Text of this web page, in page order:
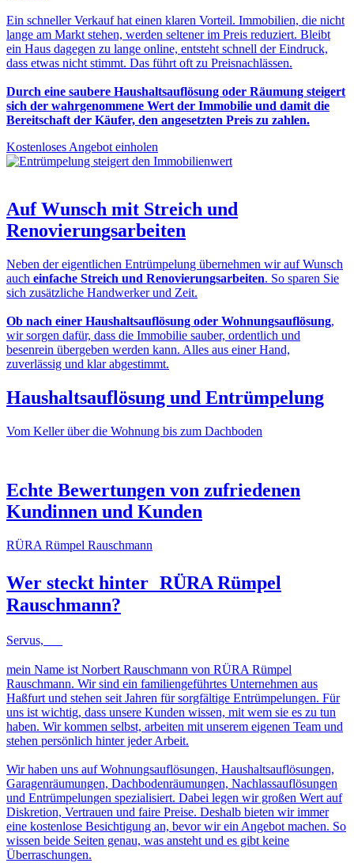
Ein schneller Verkauf hat einen klaren Vorteil. Immobilien, die nicht
lange am Markt stehen, werden seltener im Preis reduziert. Bleibt
ein Haus dagegen zu lange online, entsteht schnell der Eindruck,
dass etwas nicht stimmt. Das führt oft zu Preisnachlässen.
Durch eine saubere Haushaltsauflösung oder Räumung steigert
sich der wahrgenommene Wert der Immobilie und damit die
Bereitschaft der Käufer, den angesetzten Preis zu zahlen.
Kostenloses Angebot einholen
Auf Wunsch mit Streich und
Renovierungsarbeiten
Neben der eigentlichen Entrümpelung übernehmen wir auf Wunsch
auch einfache Streich und Renovierungsarbeiten. So sparen Sie
sich zusätzliche Handwerker und Zeit.
Ob nach einer Haushaltsauflösung oder Wohnungsauflösung,
wir sorgen dafür, dass die Immobilie sauber, ordentlich und
besenrein übergeben werden kann. Alles aus einer Hand,
zuverlässig und klar abgestimmt.
Haushaltsauflösung und Entrümpelung
Vom Keller über die Wohnung bis zum Dachboden
NACHHER
Echte Bewertungen von zufriedenen
Kundinnen und Kunden
RÜRA Rümpel Rauschmann
Wer steckt hinter RÜRA Rümpel
Rauschmann?
Servus,
mein Name ist Norbert Rauschmann von RÜRA Rümpel
Rauschmann. Wir sind ein familiengeführtes Unternehmen aus
Haßfurt und stehen seit Jahren für sorgfältige Entrümpelungen. Für
uns ist wichtig, dass unsere Kunden wissen, mit wem sie es zu tun
haben. Wir kommen selbst, arbeiten mit unserem eigenen Team und
stehen persönlich hinter jeder Arbeit.
Wir haben uns auf Wohnungsauflösungen, Haushaltsauflösungen,
Garagenräumungen, Dachbodenräumungen, Nachlassauflösungen
und Entrümpelungen spezialisiert. Dabei legen wir großen Wert auf
Diskretion, Vertrauen und faire Preise. Deshalb bieten wir immer
eine kostenlose Besichtigung an, bevor wir ein Angebot machen. So
wissen beide Seiten genau, was ansteht und es gibt keine
Überraschungen.